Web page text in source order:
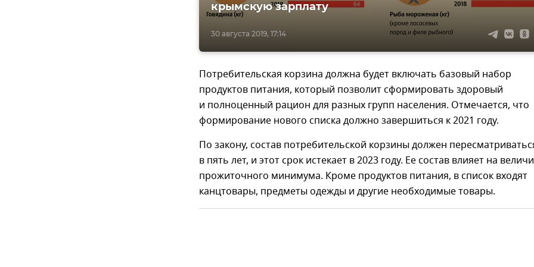
30 августа 2019, 17:14
крымскую зарплату
Потребительская корзина должна будет включать базовый набор
продуктов питания, который позволит сформировать здоровый
и полноценный рацион для разных групп населения. Отмечается, что
формирование нового списка должно завершиться к 2021 году.
По закону, состав потребительской корзины должен
в пять лет, и этот срок истекает в 2023 году. Ее состав влияет на
прожиточного минимума. Кроме продуктов питания, в список входят
канцтовары, предметы одежды и другие необходимые товары.